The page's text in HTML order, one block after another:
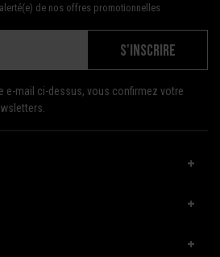
de nos offres promotionnelles
S'INSCRIRE
e-mail ci-dessus, vous confirmez votre